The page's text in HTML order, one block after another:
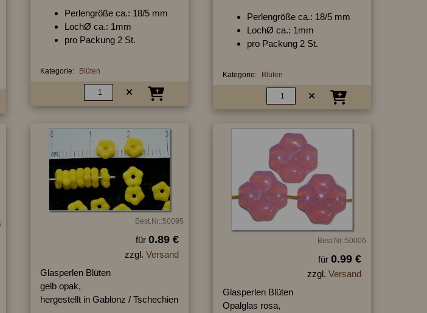
Perlengröße ca.: 18/5 mm
LochØ ca.: 1mm
pro Packung 2 St.
Kategorie: Blüten
Perlengröße ca.: 18/5 mm
LochØ ca.: 1mm
pro Packung 2 St.
Kategorie: Blüten
Best.Nr.:50095
für 0.89 €
zzgl. Versand
Glasperlen Blüten
gelb opak,
hergestellt in Gablonz / Tschechien
Best.Nr.:50006
für 0.99 €
zzgl. Versand
Glasperlen Blüten
Opalglas rosa,